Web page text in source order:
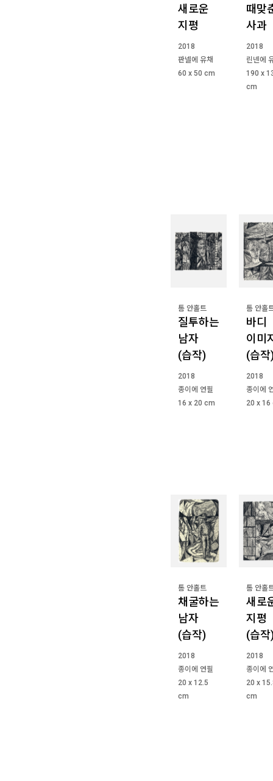
새로운
지평
2018
판넬에 유채
60 x 50 cm
때맞
사과
2018
린넨에
190 x
cm
톰 안홀트
질투하는
남자
(습작)
2018
종이에 연필
16 x 20 cm
톰 안홀
바디
이미
(습작
2018
종이에
20 x 16
톰 안홀트
채굴하는
남자
(습작)
2018
종이에 연필
20 x 12.5
cm
톰 안홀
새로
지평
(습작
2018
종이에
20 x
cm